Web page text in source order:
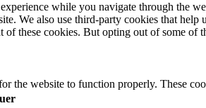
while you navigate through the
We also use third-party cookies that
of these cookies. But opting out of some of
the website to function properly. These